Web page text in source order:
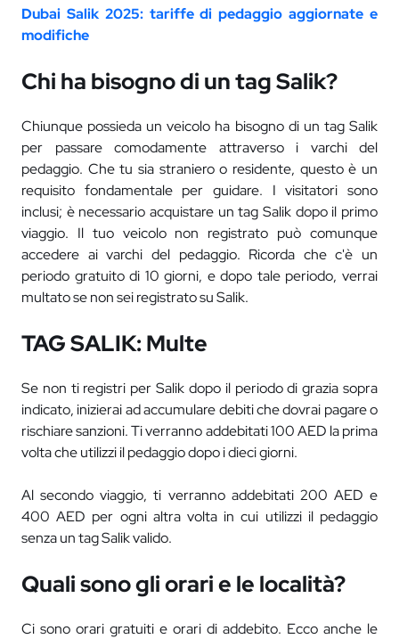
Dubai Salik 2025: tariffe di pedaggio aggiornate e
modifiche
Chi ha bisogno di un tag Salik?
Chiunque possieda un veicolo ha bisogno di un tag Salik
per passare comodamente attraverso i varchi del
pedaggio. Che tu sia straniero o residente, questo è un
requisito fondamentale per guidare. I visitatori sono
inclusi; è necessario acquistare un tag Salik dopo il primo
viaggio. Il tuo veicolo non registrato può comunque
accedere ai varchi del pedaggio. Ricorda che c'è un
periodo gratuito di 10 giorni, e dopo tale periodo, verrai
multato se non sei registrato su Salik.
TAG SALIK: Multe
Se non ti registri per Salik dopo il periodo di grazia sopra
indicato, inizierai ad accumulare debiti che dovrai pagare o
rischiare sanzioni. Ti verranno addebitati 100 AED la prima
volta che utilizzi il pedaggio dopo i dieci giorni.
Al secondo viaggio, ti verranno addebitati 200 AED e
400 AED per ogni altra volta in cui utilizzi il pedaggio
senza un tag Salik valido.
Quali sono gli orari e le località?
Ci sono orari gratuiti e orari di addebito. Ecco anche le